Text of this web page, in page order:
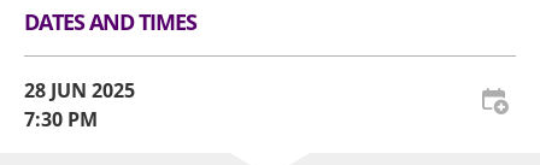
其入場。
本演唱會門票資料及入場確認碼（如有）一經刪除、
修改或篡改，即告失效作廢。如有任何遺失、損毀、
塗改、偽造、偷竊、欺詐或未經授權使用之情況，主
DATES AND TIMES
28 JUN 2025
7:30 PM